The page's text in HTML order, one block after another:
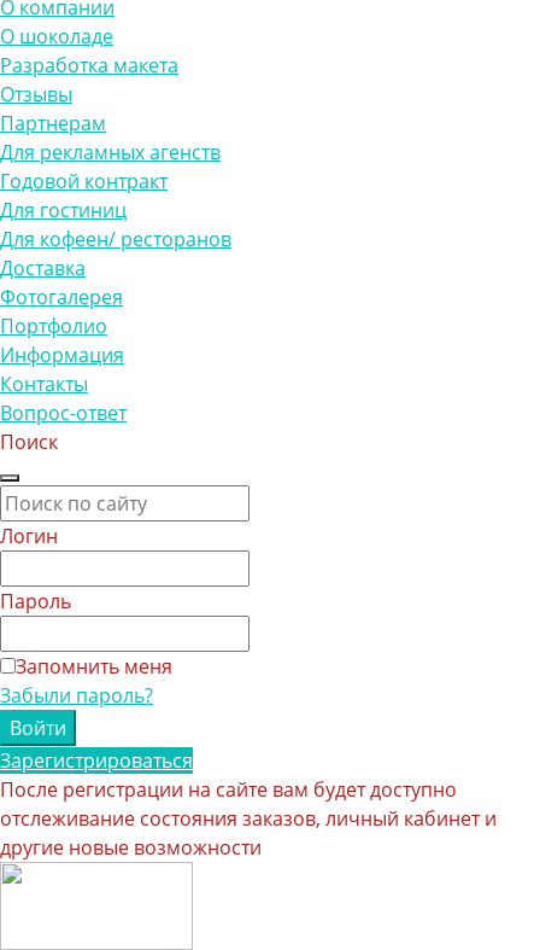
О компании
О шоколаде
Разработка макета
Отзывы
Партнерам
Для рекламных агенств
Годовой контракт
Для гостиниц
Для кофеен/ ресторанов
Доставка
Фотогалерея
Портфолио
Информация
Контакты
Вопрос-ответ
Поиск
Логин
Пароль
Запомнить меня
Забыли пароль?
Зарегистрироваться
После регистрации на сайте вам будет доступно
отслеживание состояния заказов, личный кабинет и
другие новые возможности